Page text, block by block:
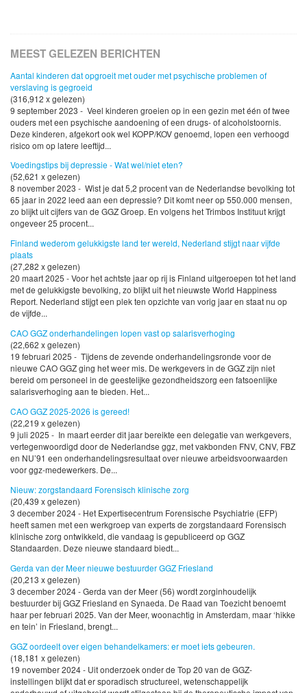
MEEST GELEZEN BERICHTEN
Aantal kinderen dat opgroeit met ouder met psychische problemen of
verslaving is gegroeid
(316,912 x gelezen)
9 september 2023 - Veel kinderen groeien op in een gezin met één of twee
ouders met een psychische aandoening of een drugs- of alcoholstoornis.
Deze kinderen, afgekort ook wel KOPP/KOV genoemd, lopen een verhoogd
risico om op latere leeftijd...
Voedingstips bij depressie - Wat wel/niet eten?
(52,621 x gelezen)
8 november 2023 - Wist je dat 5,2 procent van de Nederlandse bevolking tot
65 jaar in 2022 leed aan een depressie? Dit komt neer op 550.000 mensen,
zo blijkt uit cijfers van de GGZ Groep. En volgens het Trimbos Instituut krijgt
ongeveer 25 procent...
Finland wederom gelukkigste land ter wereld, Nederland stijgt naar vijfde
plaats
(27,282 x gelezen)
20 maart 2025 - Voor het achtste jaar op rij is Finland uitgeroepen tot het land
met de gelukkigste bevolking, zo blijkt uit het nieuwste World Happiness
Report. Nederland stijgt een plek ten opzichte van vorig jaar en staat nu op
de vijfde...
CAO GGZ onderhandelingen lopen vast op salarisverhoging
(22,662 x gelezen)
19 februari 2025 - Tijdens de zevende onderhandelingsronde voor de
nieuwe CAO GGZ ging het weer mis. De werkgevers in de GGZ zijn niet
bereid om personeel in de geestelijke gezondheidszorg een fatsoenlijke
salarisverhoging aan te bieden. Het...
CAO GGZ 2025-2026 is gereed!
(22,219 x gelezen)
9 juli 2025 - In maart eerder dit jaar bereikte een delegatie van werkgevers,
vertegenwoordigd door de Nederlandse ggz, met vakbonden FNV, CNV, FBZ
en NU’91 een onderhandelingsresultaat over nieuwe arbeidsvoorwaarden
voor ggz-medewerkers. De...
Nieuw: zorgstandaard Forensisch klinische zorg
(20,439 x gelezen)
3 december 2024 - Het Expertisecentrum Forensische Psychiatrie (EFP)
heeft samen met een werkgroep van experts de zorgstandaard Forensisch
klinische zorg ontwikkeld, die vandaag is gepubliceerd op GGZ
Standaarden. Deze nieuwe standaard biedt...
Gerda van der Meer nieuwe bestuurder GGZ Friesland
(20,213 x gelezen)
3 december 2024 - Gerda van der Meer (56) wordt zorginhoudelijk
bestuurder bij GGZ Friesland en Synaeda. De Raad van Toezicht benoemt
haar per februari 2025. Van der Meer, woonachtig in Amsterdam, maar ‘hikke
en tein’ in Friesland, brengt...
GGZ oordeelt over eigen behandelkamers: er moet iets gebeuren.
(18,181 x gelezen)
19 november 2024 - Uit onderzoek onder de Top 20 van de GGZ-
instellingen blijkt dat er sporadisch structureel, wetenschappelijk